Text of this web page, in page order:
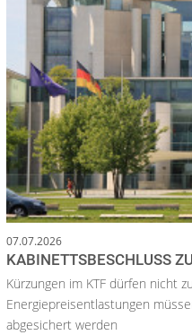
07.07.2026
KABINETTSBESCHLUSS
Kürzungen im KTF dürfen nicht
Energiepreisentlastungen
abgesichert werden